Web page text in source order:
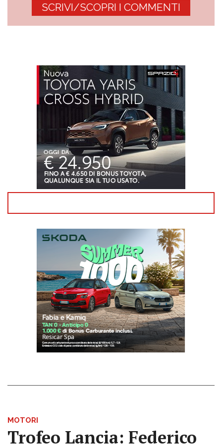
SCRIVI/SCOPRI I COMMENTI
MOTORI
Trofeo Lancia: Federico